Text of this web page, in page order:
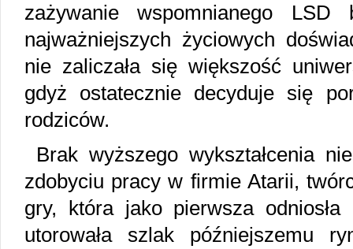
zażywanie wspomnianego
najważniejszych życiowych
nie zaliczała się większość
gdyż ostatecznie decyduje się
rodziców.
Brak wyższego wykształcenia
zdobyciu pracy w firmie Atarii,
gry, która jako pierwsza
utorowała szlak późniejszemu